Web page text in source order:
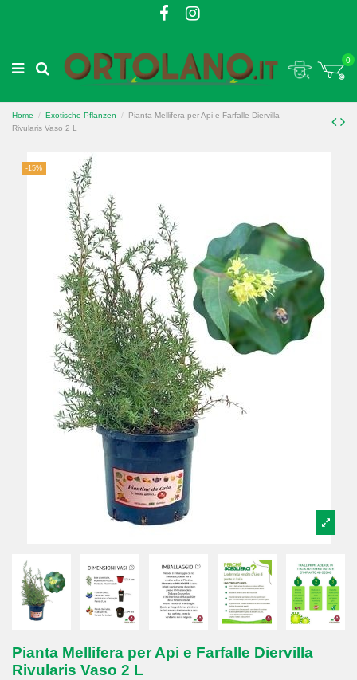
0
Home Exotische Pflanzen
Pianta Mellifera per Api e Farfalle Diervilla
Rivularis Vaso 2 L
-15%
Pianta Mellifera per Api e Farfalle Diervilla
Rivularis Vaso 2 L